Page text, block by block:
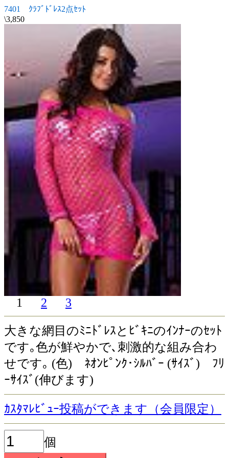
7401 ｸﾗﾌﾞﾄﾞﾚｽ2点ｾｯﾄ
\3,850
1 2 3
大きな網目のﾐﾆﾄﾞﾚｽとﾋﾞｷﾆのｲﾝﾅｰのｾｯﾄ
です｡色が鮮やかで､刺激的な組み合わ
せです｡ (色) ﾈｵﾝﾋﾟﾝｸ･ｼﾙﾊﾞｰ (ｻｲｽﾞ) ﾌﾘ
ｰｻｲｽﾞ(伸びます)
ｶｽﾀﾏﾚﾋﾞｭｰ投稿ができます（会員限定）
個